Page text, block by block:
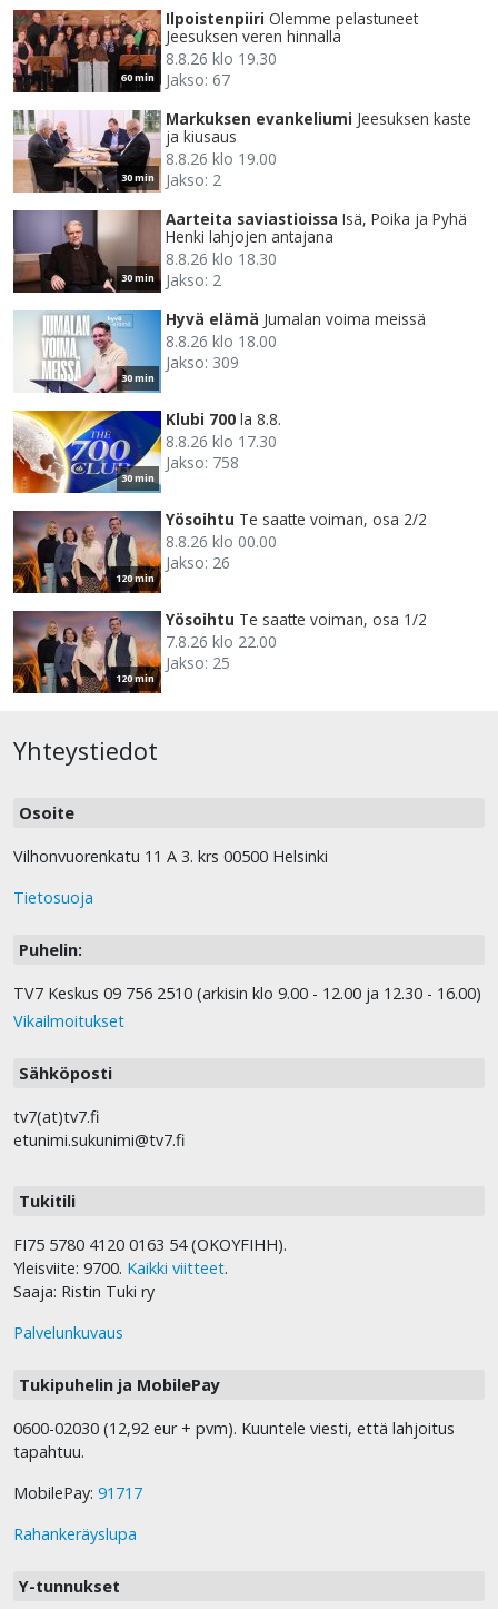
60 min
Ilpoistenpiiri Olemme pelastuneet
Jeesuksen veren hinnalla
8.8.26 klo 19.30
Jakso: 67
30 min
Markuksen evankeliumi Jeesuksen kaste
ja kiusaus
8.8.26 klo 19.00
Jakso: 2
30 min
Aarteita saviastioissa Isä, Poika ja Pyhä
Henki lahjojen antajana
8.8.26 klo 18.30
Jakso: 2
30 min
Hyvä elämä Jumalan voima meissä
8.8.26 klo 18.00
Jakso: 309
30 min
Klubi 700 la 8.8.
8.8.26 klo 17.30
Jakso: 758
120 min
Yösoihtu Te saatte voiman, osa 2/2
8.8.26 klo 00.00
Jakso: 26
120 min
Yösoihtu Te saatte voiman, osa 1/2
7.8.26 klo 22.00
Jakso: 25
Yhteystiedot
Osoite
Vilhonvuorenkatu 11 A 3. krs 00500 Helsinki
Tietosuoja
Puhelin:
TV7 Keskus 09 756 2510 (arkisin klo 9.00 - 12.00 ja 12.30 - 16.00)
Vikailmoitukset
Sähköposti
tv7(at)tv7.fi
etunimi.sukunimi@tv7.fi
Tukitili
FI75 5780 4120 0163 54 (OKOYFIHH).
Yleisviite: 9700. Kaikki viitteet.
Saaja: Ristin Tuki ry
Palvelunkuvaus
Tukipuhelin ja MobilePay
0600-02030 (12,92 eur + pvm). Kuuntele viesti, että lahjoitus
tapahtuu.
MobilePay: 91717
Rahankeräyslupa
Y-tunnukset